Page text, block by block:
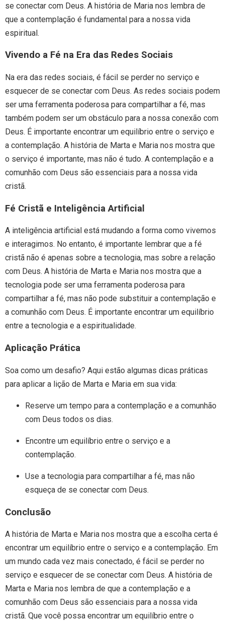
se conectar com Deus. A história de Maria nos lembra de
que a contemplação é fundamental para a nossa vida
espiritual.
Vivendo a Fé na Era das Redes Sociais
Na era das redes sociais, é fácil se perder no serviço e
esquecer de se conectar com Deus. As redes sociais podem
ser uma ferramenta poderosa para compartilhar a fé, mas
também podem ser um obstáculo para a nossa conexão com
Deus. É importante encontrar um equilíbrio entre o serviço e
a contemplação. A história de Marta e Maria nos mostra que
o serviço é importante, mas não é tudo. A contemplação e a
comunhão com Deus são essenciais para a nossa vida
cristã.
Fé Cristã e Inteligência Artificial
A inteligência artificial está mudando a forma como vivemos
e interagimos. No entanto, é importante lembrar que a fé
cristã não é apenas sobre a tecnologia, mas sobre a relação
com Deus. A história de Marta e Maria nos mostra que a
tecnologia pode ser uma ferramenta poderosa para
compartilhar a fé, mas não pode substituir a contemplação e
a comunhão com Deus. É importante encontrar um equilíbrio
entre a tecnologia e a espiritualidade.
Aplicação Prática
Soa como um desafio? Aqui estão algumas dicas práticas
para aplicar a lição de Marta e Maria em sua vida:
Reserve um tempo para a contemplação e a comunhão
com Deus todos os dias.
Encontre um equilíbrio entre o serviço e a
contemplação.
Use a tecnologia para compartilhar a fé, mas não
esqueça de se conectar com Deus.
Conclusão
A história de Marta e Maria nos mostra que a escolha certa é
encontrar um equilíbrio entre o serviço e a contemplação. Em
um mundo cada vez mais conectado, é fácil se perder no
serviço e esquecer de se conectar com Deus. A história de
Marta e Maria nos lembra de que a contemplação e a
comunhão com Deus são essenciais para a nossa vida
cristã. Que você possa encontrar um equilíbrio entre o